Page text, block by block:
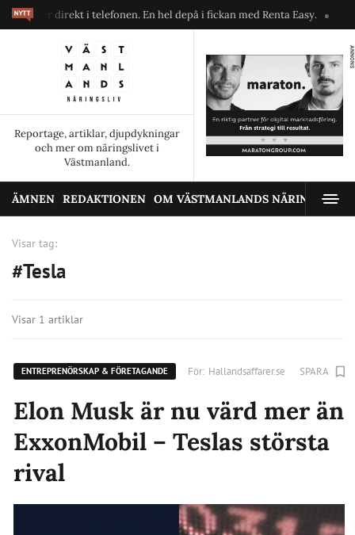
direkt i telefonen. En hel depå i fickan med Renta Easy.
Reportage, artiklar, djupdykningar
och mer om näringslivet i
Västmanland.
ANNONS
ÄMNEN REDAKTIONEN OM VÄSTMANLANDS NÄRINGSLIV
Visar tag:
#Tesla
Visar 1 artiklar
ENTREPRENÖRSKAP & FÖRETAGANDE För: Hallandsaffarer.se SPARA
Elon Musk är nu värd mer än
ExxonMobil – Teslas största
rival